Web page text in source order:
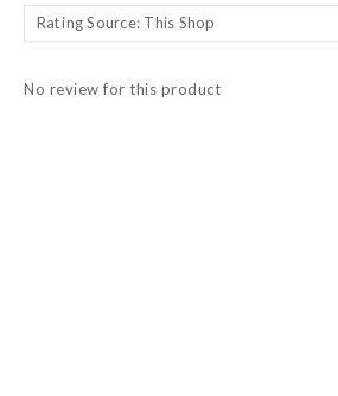
No review for this product